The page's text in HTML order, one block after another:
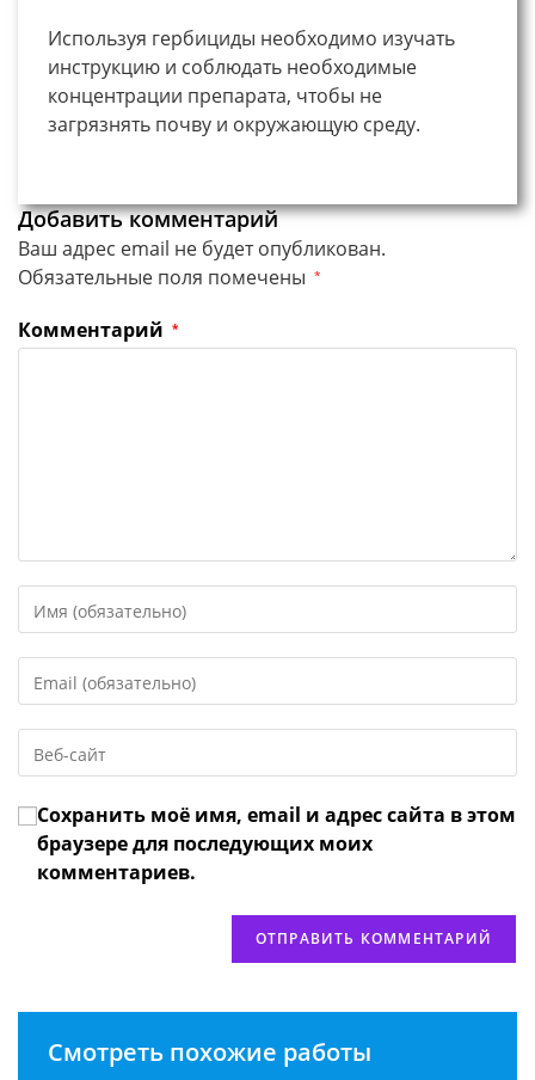
Используя гербициды необходимо изучать
инструкцию и соблюдать необходимые
концентрации препарата, чтобы не
загрязнять почву и окружающую среду.
Добавить комментарий
Ваш адрес email не будет опубликован.
Обязательные поля помечены *
Комментарий *
свое
или
имя
чтобы
прокомментировать
свой
адрес,
чтобы
URL
веб-
сайта
(необязательно)
Сохранить моё имя, email и адрес сайта в этом
браузере для последующих моих
комментариев.
Смотреть похожие работы